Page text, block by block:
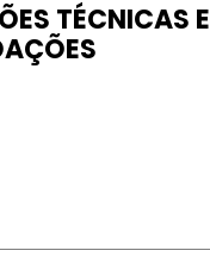
TÉCNICAS E